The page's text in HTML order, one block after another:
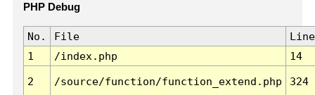
PHP Debug
No. File
Line
1
/index.php 14
2 /source/function/function_extend.php 324